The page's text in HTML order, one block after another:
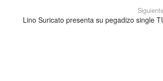
Lino Suricato presenta su pegadizo single